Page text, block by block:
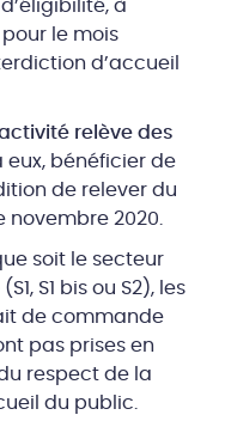
à
le mois
d’accueil
relève des
eux, bénéficier de
de relever du
novembre 2020.
soit le secteur
S1 bis ou S2), les
de commande
pas prises en
respect de la
du public.